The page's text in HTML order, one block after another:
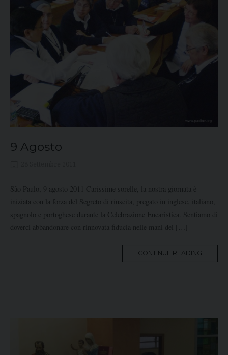
9 Agosto
São Paulo, 9 agosto 2011 Carissime sorelle, la nostra giornata è
iniziata con la forza del Segreto di riuscita, pregato in inglese, italiano,
spagnolo e portoghese durante la Celebrazione Eucaristica. Sentiamo di
doverci abbandonare con rinnovata fiducia nelle mani del […]
CONTINUE READING